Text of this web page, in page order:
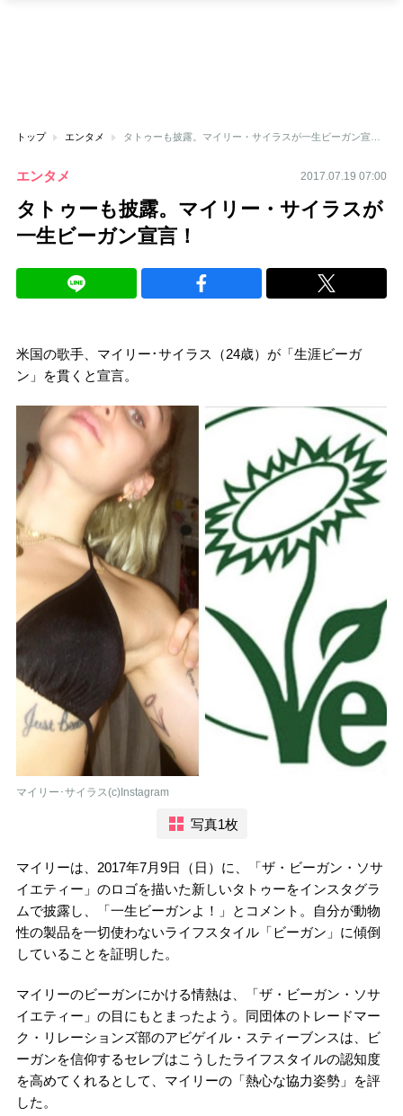
トップ エンタメ
エンタメ 2017.07.19 07:00
タトゥーも披露。マイリー・サイラスが
一生ビーガン宣言！
米国の歌手、マイリー･サイラス（24歳）が「生涯ビーガ
ン」を貫くと宣言。
マイリー･サイラス(c)Instagram
写真1枚
マイリーは、2017年7月9日（日）に、「ザ・ビーガン・ソサ
イエティー」のロゴを描いた新しいタトゥーをインスタグラ
ムで披露し、「一生ビーガンよ！」とコメント。自分が動物
性の製品を一切使わないライフスタイル「ビーガン」に傾倒
していることを証明した。
マイリーのビーガンにかける情熱は、「ザ・ビーガン・ソサ
イエティー」の目にもとまったよう。同団体のトレードマー
ク・リレーションズ部のアビゲイル・スティーブンスは、ビ
ーガンを信仰するセレブはこうしたライフスタイルの認知度
を高めてくれるとして、マイリーの「熱心な協力姿勢」を評
した。